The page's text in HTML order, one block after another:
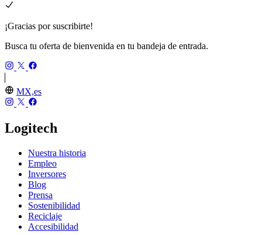
¡Gracias por suscribirte!
Busca tu oferta de bienvenida en tu bandeja de entrada.
MX,es
Logitech
Nuestra historia
Empleo
Inversores
Blog
Prensa
Sostenibilidad
Reciclaje
Accesibilidad